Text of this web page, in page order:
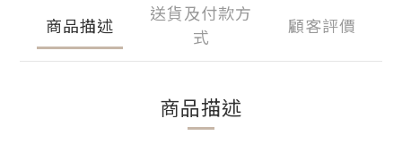
商品描述
送貨及付款方
式
顧客評價
商品描述